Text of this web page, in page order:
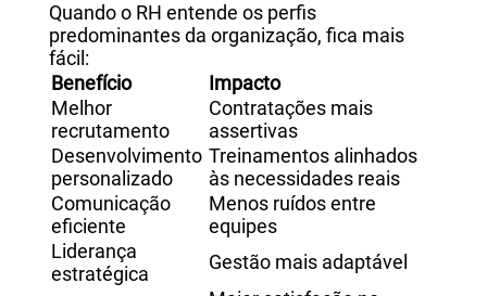
Quando o RH entende os perfis
predominantes da organização, fica mais
fácil:
Benefício
Impacto
Melhor
recrutamento
Contratações mais
assertivas
Desenvolvimento
personalizado
Treinamentos alinhados
às necessidades reais
Comunicação
eficiente
Menos ruídos entre
equipes
Liderança
estratégica
Gestão mais adaptável